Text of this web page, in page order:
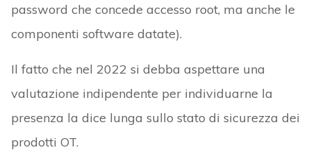
password che concede accesso root, ma anche le
componenti software datate).
Il fatto che nel 2022 si debba aspettare una
valutazione indipendente per individuarne la
presenza la dice lunga sullo stato di sicurezza dei
prodotti OT.